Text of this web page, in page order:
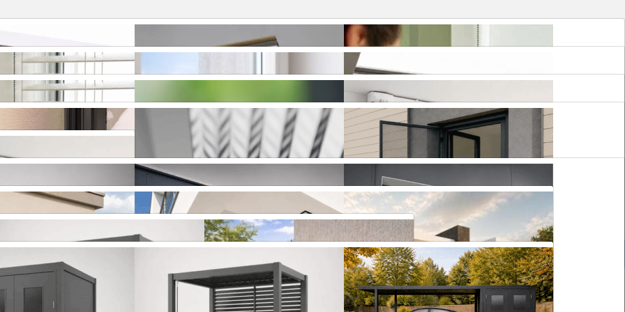
Roletai stogo langams Elektriniai roletai
žaliuzės Plisuotos žaliuzės Plisuotos žaliuzės stogo langams
MOTIONBLINDS Išmanus valdymas SOMFY
Elektriniai karnizai
Plisuoti tinkleliai Tinkleliai durims